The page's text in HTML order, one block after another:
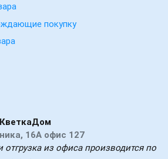
покупку
16А офис 127
отгрузка из офиса производится по